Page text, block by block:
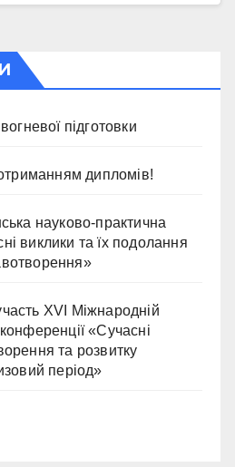
підготовки
отриманням дипломів!
науково-практична
виклики та їх подолання
ХVІ Міжнародній
«Сучасні
та розвитку
період»